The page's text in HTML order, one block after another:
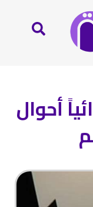
أحوال